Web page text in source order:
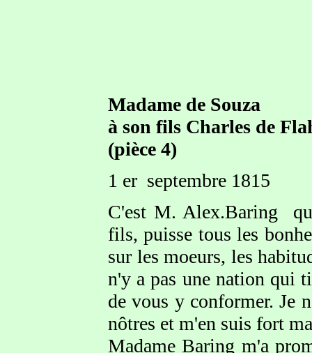
Madame de Souza
à son fils Charles de
(pièce 4)
1 er septembre 1815
C'est M. Alex.Baring
fils, puisse tous les
sur les moeurs, les
n'y a pas une nation qui
de vous y conformer. Je
nôtres et m'en suis fort
Madame Baring m'a